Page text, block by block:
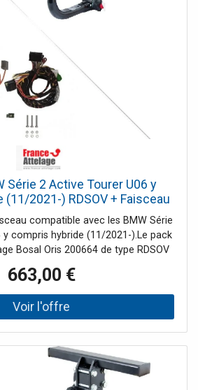
Série 2 Active Tourer U06 y
2021-) RDSOV + Faisceau
13 broches Bosstow
compatible avec les BMW Série
compris hybride (11/2021-).Le pack
Bosal Oris 200664 de type RDSOV
Bosstow 87521381Tout est livré
notices de montage sont
nommé attache remorque,
avec toutes les versions des BMW
les contre-indications listées dans la
fiche technique.
663,00 €